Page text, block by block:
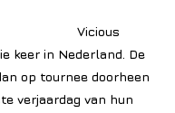
Vicious
keer in Nederland. De
op tournee doorheen
verjaardag van hun